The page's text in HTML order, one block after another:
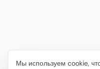
Мы используем cookie,